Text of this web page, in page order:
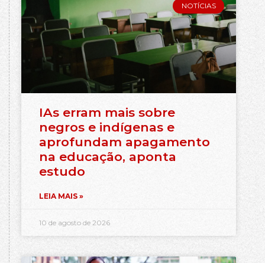
NOTÍCIAS
IAs erram mais sobre
negros e indígenas e
aprofundam apagamento
na educação, aponta
estudo
LEIA MAIS »
10 de agosto de 2026